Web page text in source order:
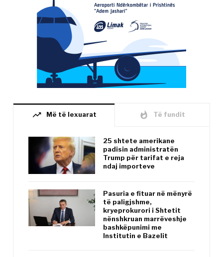
trending_up Më të lexuarat whatshot Të fundit
25 shtete amerikane
padisin administratën
Trump për tarifat e reja
ndaj importeve
Pasuria e fituar në mënyrë
të paligjshme,
kryeprokurori i Shtetit
nënshkruan marrëveshje
bashkëpunimi me
Institutin e Bazelit